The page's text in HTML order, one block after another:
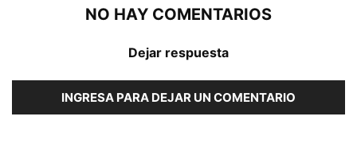
NO HAY COMENTARIOS
Dejar respuesta
INGRESA PARA DEJAR UN COMENTARIO